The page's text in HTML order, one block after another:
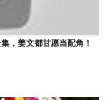
，姜文都甘愿当配角！